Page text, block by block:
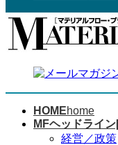
へ
ス
ョ
ン
HOMEhome
MFヘッドライ
経営／政策